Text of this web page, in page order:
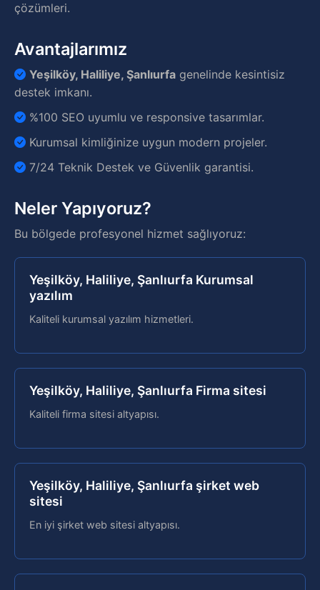
çözümleri.
Avantajlarımız
Yeşilköy, Haliliye, Şanlıurfa genelinde kesintisiz
destek imkanı.
%100 SEO uyumlu ve responsive tasarımlar.
Kurumsal kimliğinize uygun modern projeler.
7/24 Teknik Destek ve Güvenlik garantisi.
Neler Yapıyoruz?
Bu bölgede profesyonel hizmet sağlıyoruz:
Yeşilköy, Haliliye, Şanlıurfa Kurumsal
yazılım
Kaliteli kurumsal yazılım hizmetleri.
Yeşilköy, Haliliye, Şanlıurfa Firma sitesi
Kaliteli firma sitesi altyapısı.
Yeşilköy, Haliliye, Şanlıurfa şirket web
sitesi
En iyi şirket web sitesi altyapısı.